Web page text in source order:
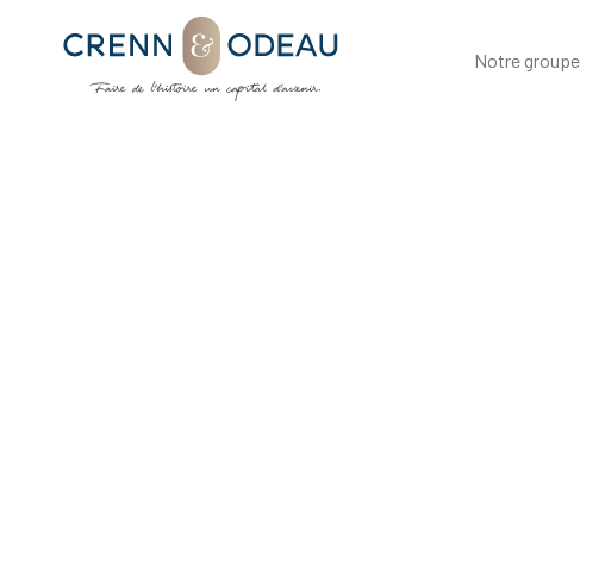
Notre groupe